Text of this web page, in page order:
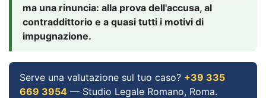
ma una rinuncia: alla prova dell'accusa, al
contraddittorio e a quasi tutti i motivi di
impugnazione.
Serve una valutazione sul tuo caso? +39 335
669 3954 — Studio Legale Romano, Roma.